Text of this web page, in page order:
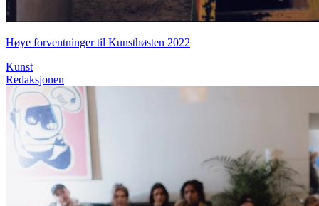
Høye forventninger til Kunsthøsten 2022
Kunst
Redaksjonen